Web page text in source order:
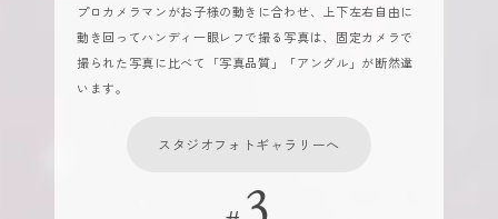
プロカメラマンがお子様の動きに合わせ、上下左右自由に
動き回ってハンディ一眼レフで撮る写真は、固定カメラで
撮られた写真に比べて「写真品質」「アングル」が断然違
います。
スタジオフォトギャラリーへ